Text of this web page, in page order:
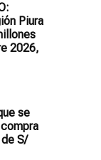
Piura
2026,
se
S/